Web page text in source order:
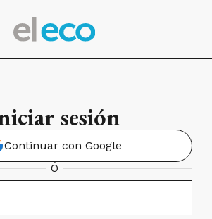
sesión
Continuar con Google
Ó